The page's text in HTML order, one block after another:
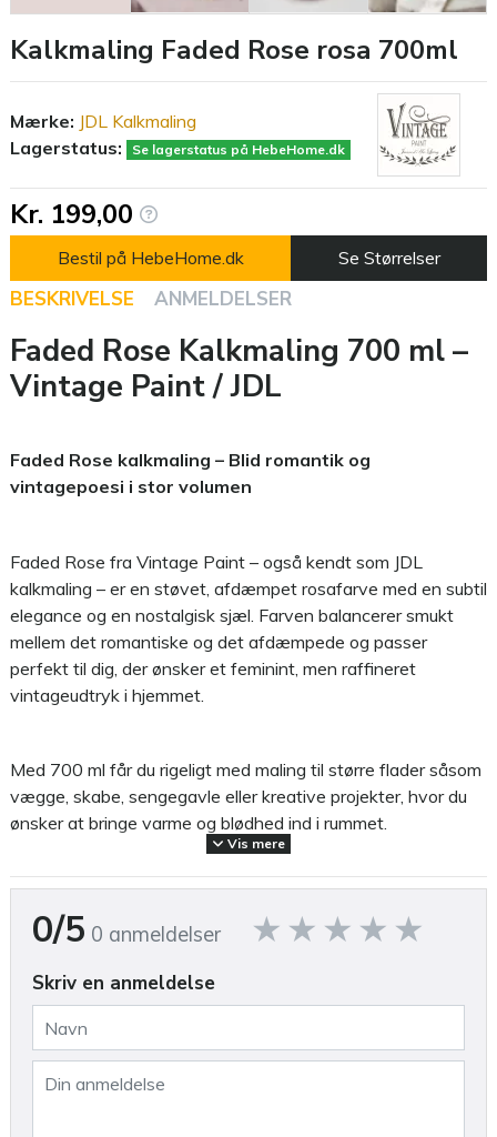
Kalkmaling Faded Rose rosa 700ml
BESKRIVELSE ANMELDELSER
Faded Rose Kalkmaling 700 ml –
Vintage Paint / JDL
Faded Rose kalkmaling – Blid romantik og
vintagepoesi i stor volumen
Faded Rose fra Vintage Paint – også kendt som JDL
kalkmaling – er en støvet, afdæmpet rosafarve med en subtil
elegance og en nostalgisk sjæl. Farven balancerer smukt
mellem det romantiske og det afdæmpede og passer
perfekt til dig, der ønsker et feminint, men raffineret
vintageudtryk i hjemmet.
Med 700 ml får du rigeligt med maling til større flader såsom
vægge, skabe, sengegavle eller kreative projekter, hvor du
ønsker at bringe varme og blødhed ind i rummet.
Den matte kalkede overflade giver en smuk, pudret finish
med karakter og struktur, som fremhæver farvens sarte
nuancer. Faded Rose kombineres elegant med creme,
støvet grøn, antik hvid eller naturtoner – og skaber en
harmonisk og rolig atmosfære.
Malingen er økologisk, vandbaseret og lugtfri. Den er let at
Vis mere
Mærke: JDL Kalkmaling
Lagerstatus:
Se lagerstatus på HebeHome.dk
Kr. 199,00
Bestil på HebeHome.dk Se Størrelser
0/5 0 anmeldelser
Skriv en anmeldelse